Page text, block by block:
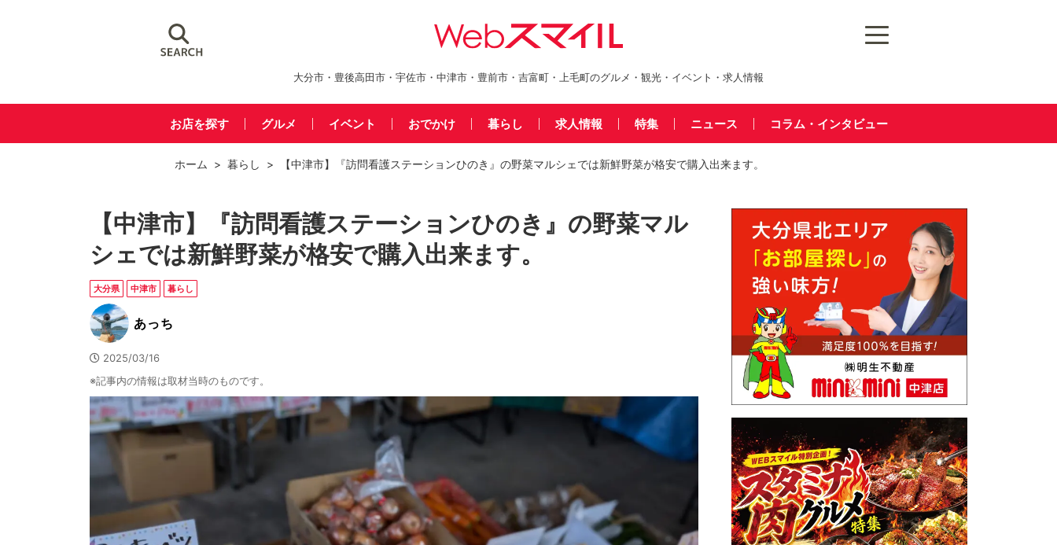
大分市・豊後高田市・宇佐市・中津市・豊前市・吉富町・上毛町のグルメ・観光・イベント・求人情報
お店を探す グルメ イベント おでかけ 暮らし 求人情報 特集 ニュース コラム・インタビュー
ホーム > 暮らし > 【中津市】『訪問看護ステーションひのき』の野菜マルシェでは新鮮野菜が格安で購入出来ます。
【中津市】『訪問看護ステーションひのき』の野菜マル
シェでは新鮮野菜が格安で購入出来ます。
大分県 中津市 暮らし
あっち
2025/03/16
※記事内の情報は取材当時のものです。